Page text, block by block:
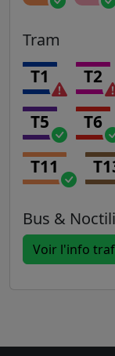
Tram
T1 T2
T5 T6
T11
Bus &
Voir l'info